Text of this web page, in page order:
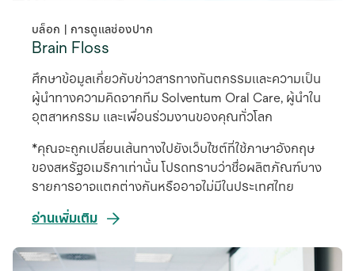
บล็อก | การดูแลช่องปาก
Brain Floss
ศึกษาข้อมูลเกี่ยวกับข่าวสารทางทันตกรรมและความเป็น
ผู้นำทางความคิดจากทีม Solventum Oral Care, ผู้นำใน
อุตสาหกรรม และเพื่อนร่วมงานของคุณทั่วโลก
*คุณจะถูกเปลี่ยนเส้นทางไปยังเว็บไซต์ที่ใช้ภาษาอังกฤษ
ของสหรัฐอเมริกาเท่านั้น โปรดทราบว่าชื่อผลิตภัณฑ์บาง
รายการอาจแตกต่างกันหรืออาจไม่มีในประเทศไทย
อ่านเพิ่มเติม